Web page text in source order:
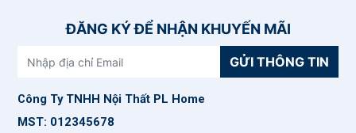
ĐĂNG KÝ ĐỂ NHẬN KHUYẾN MÃI
GỬI THÔNG TIN
Công Ty TNHH Nội Thất PL Home
MST: 012345678